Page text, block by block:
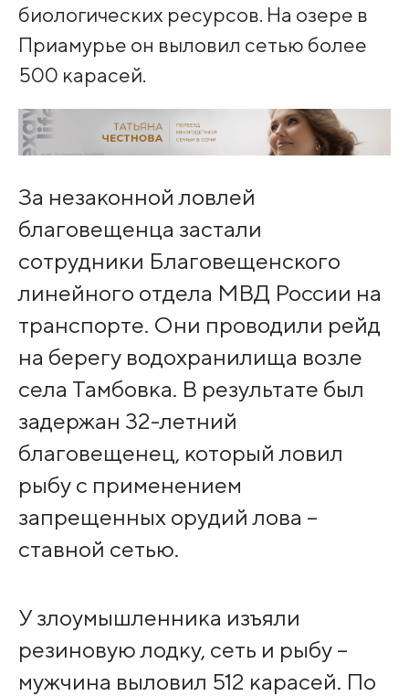
биологических ресурсов. На озере в
Приамурье он выловил сетью более
500 карасей.
За незаконной ловлей
благовещенца застали
сотрудники Благовещенского
линейного отдела МВД России на
транспорте. Они проводили рейд
на берегу водохранилища возле
села Тамбовка. В результате был
задержан 32-летний
благовещенец, который ловил
рыбу с применением
запрещенных орудий лова –
ставной сетью.
У злоумышленника изъяли
резиновую лодку, сеть и рыбу –
мужчина выловил 512 карасей. По